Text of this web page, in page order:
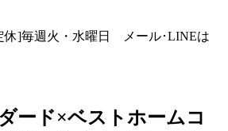
休]毎週火・水曜日
メール･LINEは
ード×ベストホームコ